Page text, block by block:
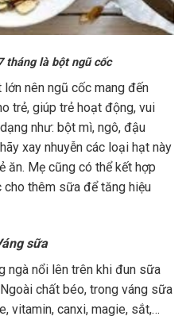
tháng là bột ngũ cốc
nên ngũ cốc mang đến
trẻ, giúp trẻ hoạt động, vui
như: bột mì, ngô, đậu
xay nhuyễn các loại hạt này
ăn. Mẹ cũng có thể kết hợp
cho thêm sữa để tăng hiệu
sữa
ngà nổi lên trên khi đun sữa
chất béo, trong váng sữa
vitamin, canxi, magie, sắt,…